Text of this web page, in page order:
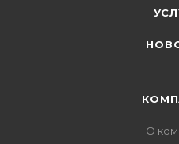
О